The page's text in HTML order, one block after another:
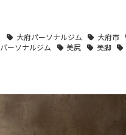
大府パーソナルジム 大府市
ーソナルジム 美尻 美脚